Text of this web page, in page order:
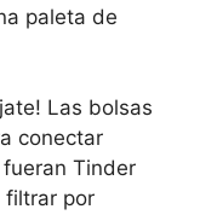
paleta de
Las bolsas
conectar
Tinder
filtrar por